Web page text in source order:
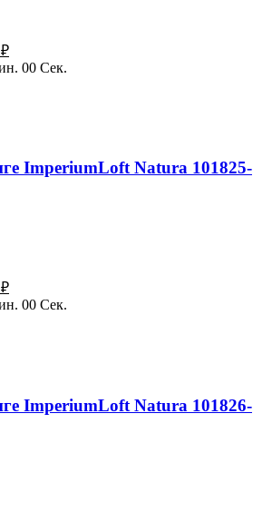
₽Текущая
цена:
00 Сек.
ImperiumLoft Natura 101825-
₽Текущая
цена:
00 Сек.
ImperiumLoft Natura 101826-